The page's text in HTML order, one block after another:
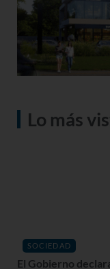
Lo más
SOCIEDAD
El Gobierno